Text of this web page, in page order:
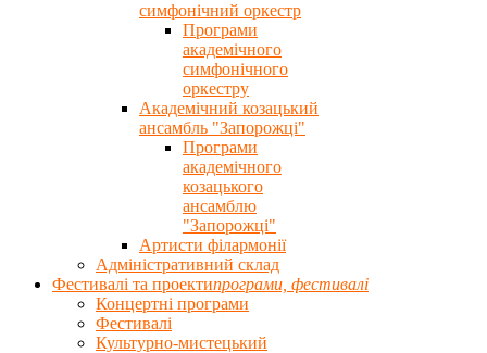
симфонічний оркестр
Програми
академічного
симфонічного
оркестру
Академічний козацький
ансамбль "Запорожці"
Програми
академічного
козацького
ансамблю
"Запорожці"
Артисти філармонії
Адміністративний склад
Фестивалі та проектипрограми, фестивалi
Концертнi програми
Фестивалі
Культурно-мистецький